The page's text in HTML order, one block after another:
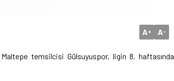
A+ A-
temsilcisi Gülsuyuspor, ligin 8. haftasında